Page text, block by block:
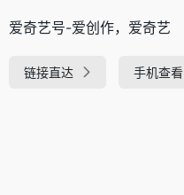
爱奇艺号-爱创作，爱奇艺
链接直达 手机查看